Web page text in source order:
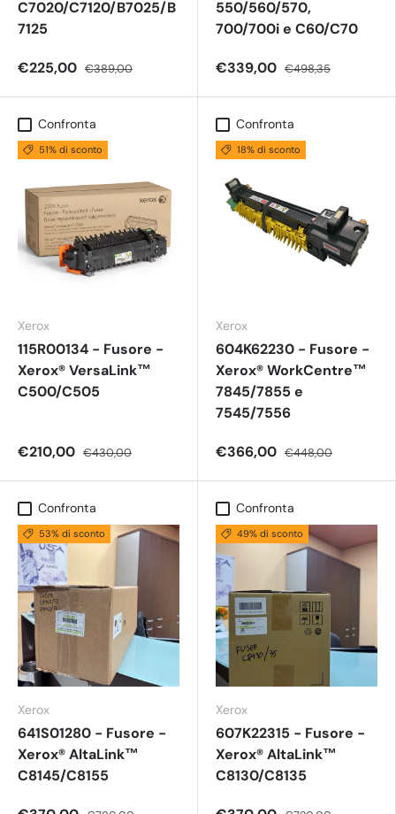
C7020/C7120/B7025/B
7125
€225,00 €389,00
550/560/570,
700/700i e C60/C70
€339,00 €498,35
Confronta
51% di sconto
Xerox
115R00134 - Fusore -
Xerox® VersaLink™
C500/C505
€210,00 €430,00
Confronta
18% di sconto
Xerox
604K62230 - Fusore -
Xerox® WorkCentre™
7845/7855 e
7545/7556
€366,00 €448,00
Confronta
53% di sconto
Xerox
641S01280 - Fusore -
Xerox® AltaLink™
C8145/C8155
Confronta
49% di sconto
Xerox
607K22315 - Fusore -
Xerox® AltaLink™
C8130/C8135